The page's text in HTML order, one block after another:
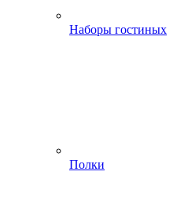
Наборы гостиных
Полки